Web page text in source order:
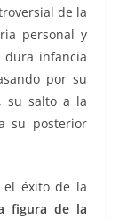
de la
personal y
dura infancia
por su
su salto a la
su posterior
éxito de la
figura de la